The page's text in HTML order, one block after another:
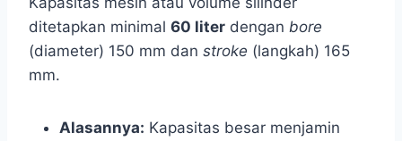
ditetapkan minimal 60 liter dengan bore
(diameter) 150 mm dan stroke (langkah) 165
mm.
Alasannya: Kapasitas besar menjamin